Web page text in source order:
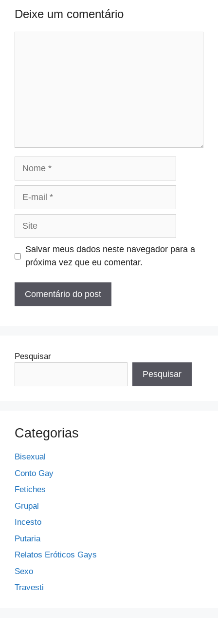
Deixe um comentário
Site
Salvar meus dados neste navegador para a
próxima vez que eu comentar.
Pesquisar
Pesquisar
Categorias
Bisexual
Conto Gay
Fetiches
Grupal
Incesto
Putaria
Relatos Eróticos Gays
Sexo
Travesti